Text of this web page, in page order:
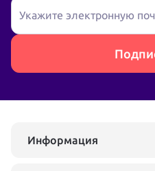
Укажите электронную
Информация